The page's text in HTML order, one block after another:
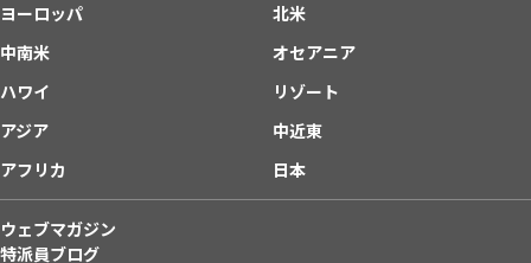
ヨーロッパ
北米
中南米
オセアニア
ハワイ
リゾート
アジア
中近東
アフリカ
日本
ウェブマガジン
特派員ブログ